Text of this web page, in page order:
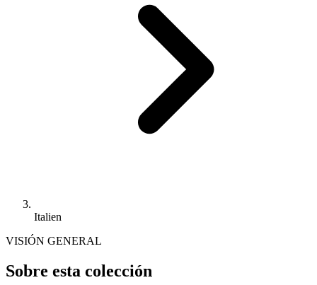
Italien
VISIÓN GENERAL
Sobre esta colección